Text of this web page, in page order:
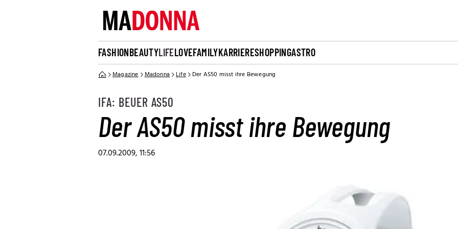
FASHIONBEAUTYLIFELOVEFAMILYKARRIERESHOPPINGASTRO
Magazine Madonna Life Der AS50 misst ihre Bewegung
IFA: BEUER AS50
Der AS50 misst ihre Bewegung
07.09.2009, 11:56